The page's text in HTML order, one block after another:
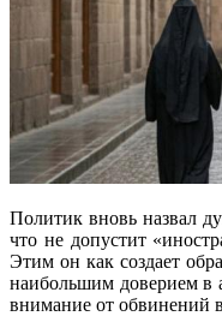
Политик вновь назвал
что не допустит
Этим он как создает
наибольшим доверием в
внимание от обвинений